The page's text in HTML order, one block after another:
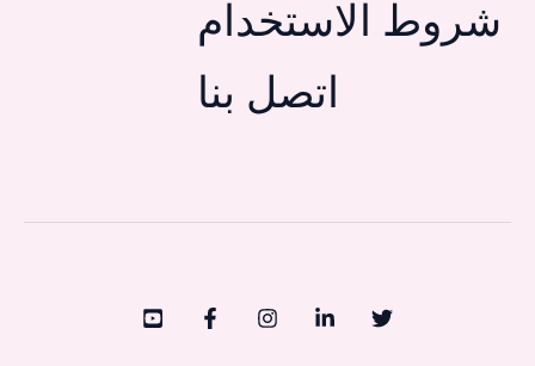
شروط الاستخدام
اتصل بنا